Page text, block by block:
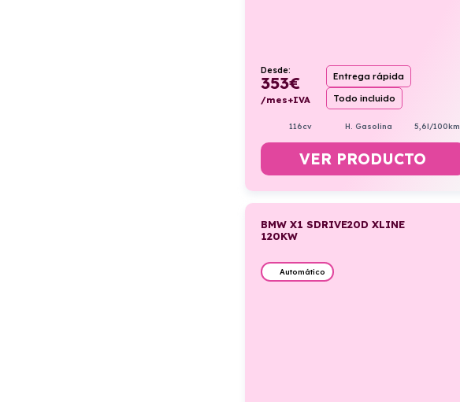
Desde:
353€
/mes+IVA
Entrega rápida
Todo incluido
116cv H. Gasolina 5,6l/100km
VER PRODUCTO
BMW X1 SDRIVE20D XLINE
120KW
Automático